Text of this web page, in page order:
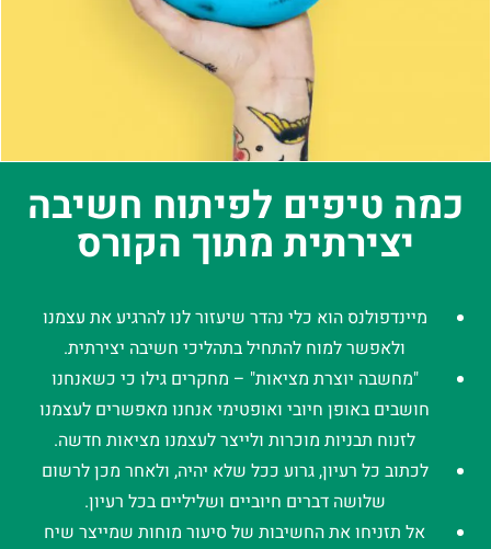
כמה טיפים לפיתוח חשיבה
יצירתית מתוך הקורס
מיינדפולנס הוא כלי נהדר שיעזור לנו להרגיע את עצמנו
ולאפשר למוח להתחיל בתהליכי חשיבה יצירתית.
"מחשבה יוצרת מציאות" – מחקרים גילו כי כשאנחנו
חושבים באופן חיובי ואופטימי אנחנו מאפשרים לעצמנו
לזנוח תבניות מוכרות ולייצר לעצמנו מציאות חדשה.
לכתוב כל רעיון, גרוע ככל שלא יהיה, ולאחר מכן לרשום
שלושה דברים חיוביים ושליליים בכל רעיון.
אל תזניחו את החשיבות של סיעור מוחות שמייצר שיח